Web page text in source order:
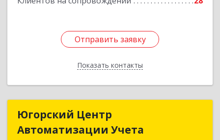
Отправить заявку
Показать контакты
Отправить заявку
Назад
Югорский Центр
Автоматизации Учета
Югорский Центр
Автоматизации Учета